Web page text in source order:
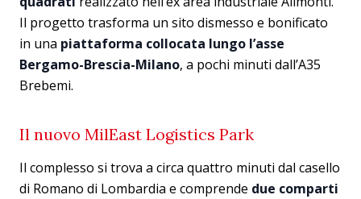
Il progetto trasforma un sito dismesso e bonificato
in una piattaforma collocata lungo l’asse
Bergamo-Brescia-Milano, a pochi minuti dall’A35
Brebemi.
Il nuovo MilEast Logistics Park
Il complesso si trova a circa quattro minuti dal casello
di Romano di Lombardia e comprende due comparti